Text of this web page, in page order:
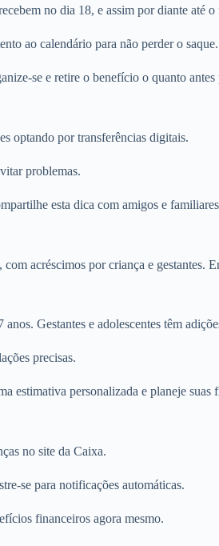
no dia 18, e assim por diante até o
ao calendário para não perder o saque.
se e retire o benefício o quanto
optando por transferências digitais.
problemas.
esta dica com amigos e
acréscimos por criança e gestantes.
Gestantes e adolescentes têm
precisas.
estimativa personalizada e planeje suas
no site da Caixa.
se para notificações automáticas.
financeiros agora mesmo.